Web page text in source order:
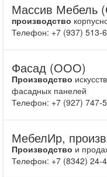
Массив Мебель
производство
Телефон: +7 (937) 513-
Фасад (ООО)
Производство
фасадных панелей
Телефон: +7 (927) 747-
МебелИр,
Производство и
Телефон: +7 (8342) 24-